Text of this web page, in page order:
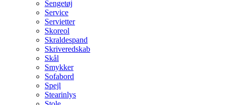
Sengetøj
Service
Servietter
Skoreol
Skraldespand
Skriveredskab
Skål
Smykker
Sofabord
Spejl
Stearinlys